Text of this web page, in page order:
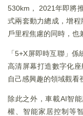
530km， 2021年即將
式兩套動力總成，增
戶里程焦慮的同時，也
「5+X屏即時互聯」
高清屏幕打造數字化
自己感興趣的領域觀看
除此之外，車載AI智
權、智能家居控制等